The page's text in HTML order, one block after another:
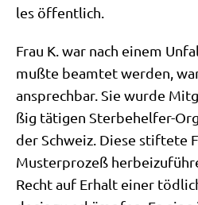
les öffentlich.
Frau K. war nach einem
muß­te beam­tet wer­den,
ansprech­bar. Sie wur­de
ßig täti­gen Ster­be­hel­fer-
der Schweiz. Die­se stif­te­te
Muster­pro­zeß
Recht auf Erhalt einer